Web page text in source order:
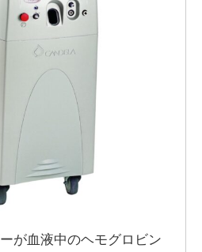
が血液中のヘモグロビン